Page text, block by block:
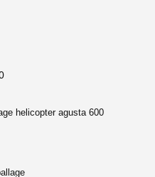
helicopter agusta 600